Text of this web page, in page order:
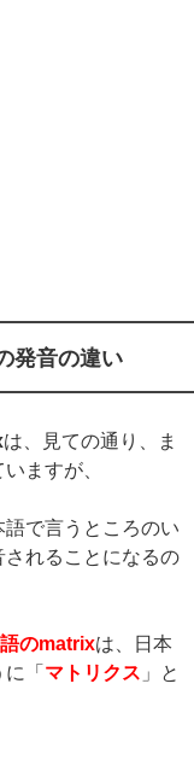
発音の違い
は、見ての通り、ま
ますが、
で言うところのい
れることになるの
のmatrixは、日本
「 マトリクス 」と